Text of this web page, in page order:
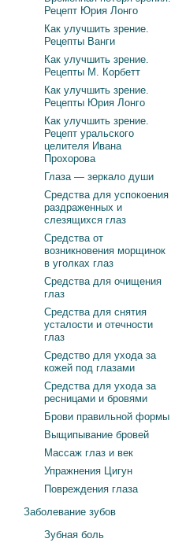
Рецепт Юрия Лонго
Как улучшить зрение.
Рецепты Ванги
Как улучшить зрение.
Рецепты М. Корбетт
Как улучшить зрение.
Рецепты Юрия Лонго
Как улучшить зрение.
Рецепт уральского
целителя Ивана
Прохорова
Глаза — зеркало души
Средства для успокоения
раздраженных и
слезящихся глаз
Средства от
возникновения морщинок
в уголках глаз
Средства для очищения
глаз
Средства для снятия
усталости и отечности
глаз
Средство для ухода за
кожей под глазами
Средства для ухода за
ресницами и бровями
Брови правильной формы
Выщипывание бровей
Массаж глаз и век
Упражнения Цигун
Повреждения глаза
Заболевание зубов
Зубная боль